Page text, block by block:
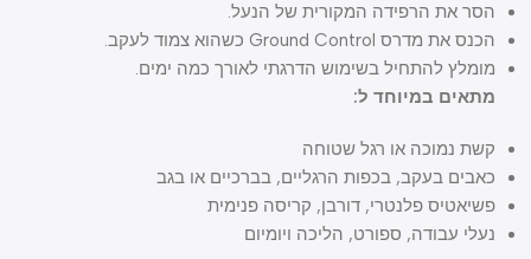
הסר את הרפידה המקורית של הנעל.
הכנס את מדרס Ground Control כשהוא צמוד לעקב.
מומלץ להתחיל בשימוש הדרגתי לאורך כמה ימים.
מתאים במיוחד ל:
קשת נמוכה או רגל שטוחה
כאבים בעקב, בכפות הרגליים, בברכיים או בגב
פשיאטיס פלנטרי, דורבן, קריסה פנימית
נעלי עבודה, ספורט, הליכה ויומיום